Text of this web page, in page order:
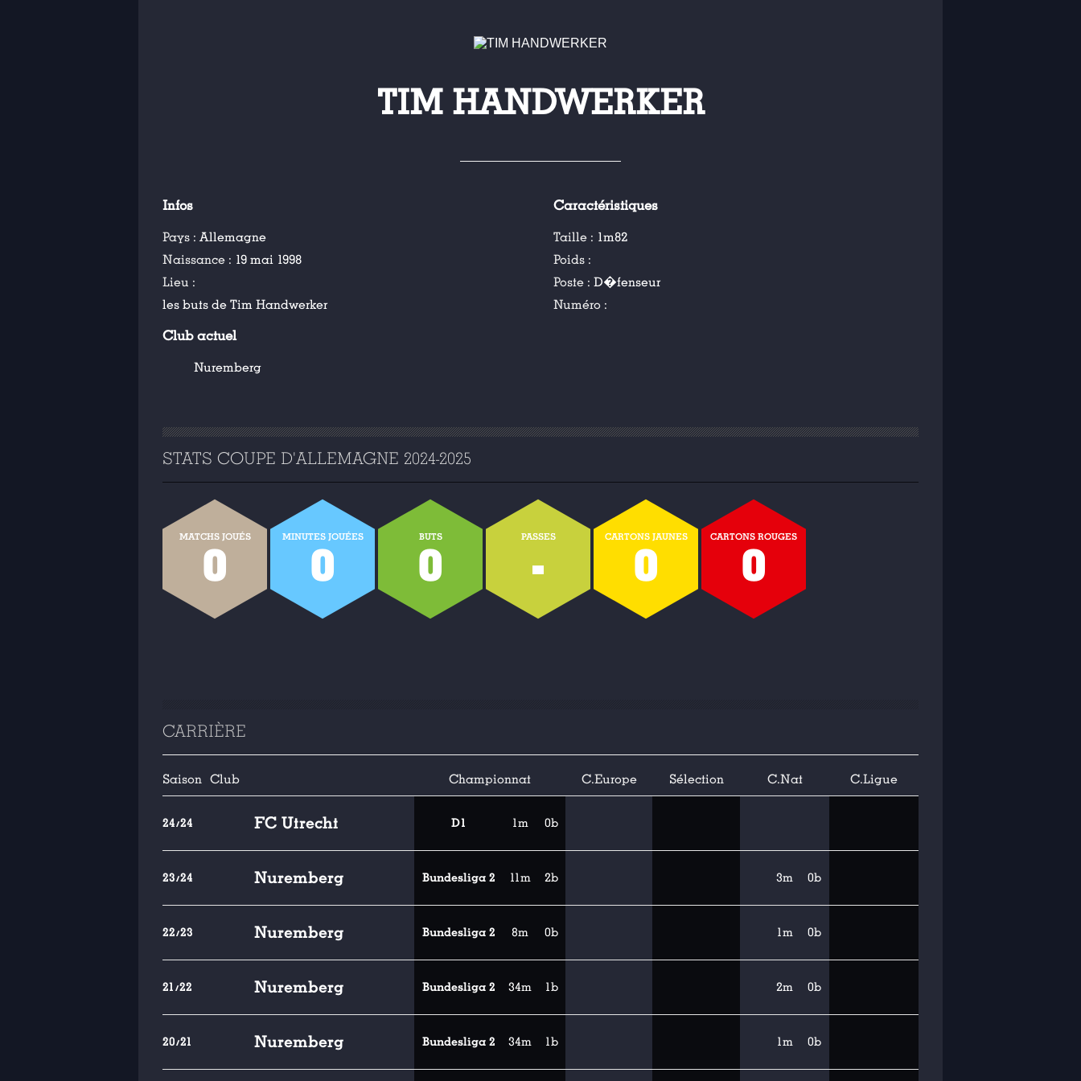
TIM HANDWERKER
Infos
Pays : Allemagne
Naissance : 19 mai 1998
Lieu :
les buts de Tim Handwerker
Caractéristiques
Taille : 1m82
Poids :
Poste :D�fenseur
Numéro :
Club actuel
Nuremberg
STATS COUPE D'ALLEMAGNE 2024-2025
MATCHS JOUÉS
0
MINUTES JOUÉES
0
BUTS
0
PASSES
-
CARTONS JAUNES
0
CARTONS ROUGES
0
CARRIÈRE
Saison Club Championnat C.Europe Sélection C.Nat C.Ligue
24/24 FC Utrecht D1 1m 0b
23/24 Nuremberg Bundesliga 2 11m 2b 3m 0b
22/23 Nuremberg Bundesliga 2 8m 0b 1m 0b
21/22 Nuremberg Bundesliga 2 34m 1b 2m 0b
20/21 Nuremberg Bundesliga 2 34m 1b 1m 0b